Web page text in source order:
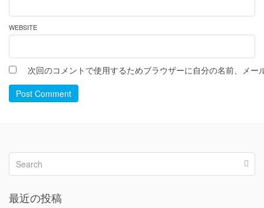
WEBSITE
次回のコメントで使用するためブラウザーに自分の名前、メー
Post Comment
最近の投稿